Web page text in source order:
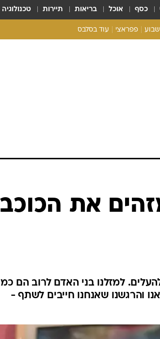
כסף אוכל בריאות תיירות טכנולוגיה
פפראצי עוד בסלבס
את הכוכב
למזלנו בני האדם לרוב הם כמו
והרגשנו שאנחנו חייבים לשתף -